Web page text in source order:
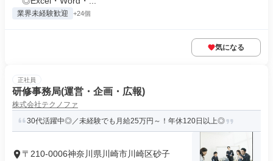
業界未経験歓迎 +24個
気になる
正社員
研修事務局(運営・企画・広報)
株式会社テクノファ
30代活躍中◎／未経験でも月給25万円～！年休120日以上◎
〒210-0006神奈川県川崎市川崎区砂子